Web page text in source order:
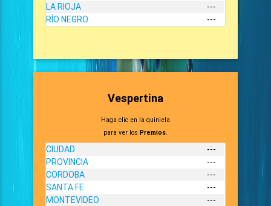
LA RIOJA
---
RÍO NEGRO
---
Vespertina
Haga clic en la quiniela
para ver los Premios.
CIUDAD
---
PROVINCIA
---
CORDOBA
---
SANTA FE
---
MONTEVIDEO
---